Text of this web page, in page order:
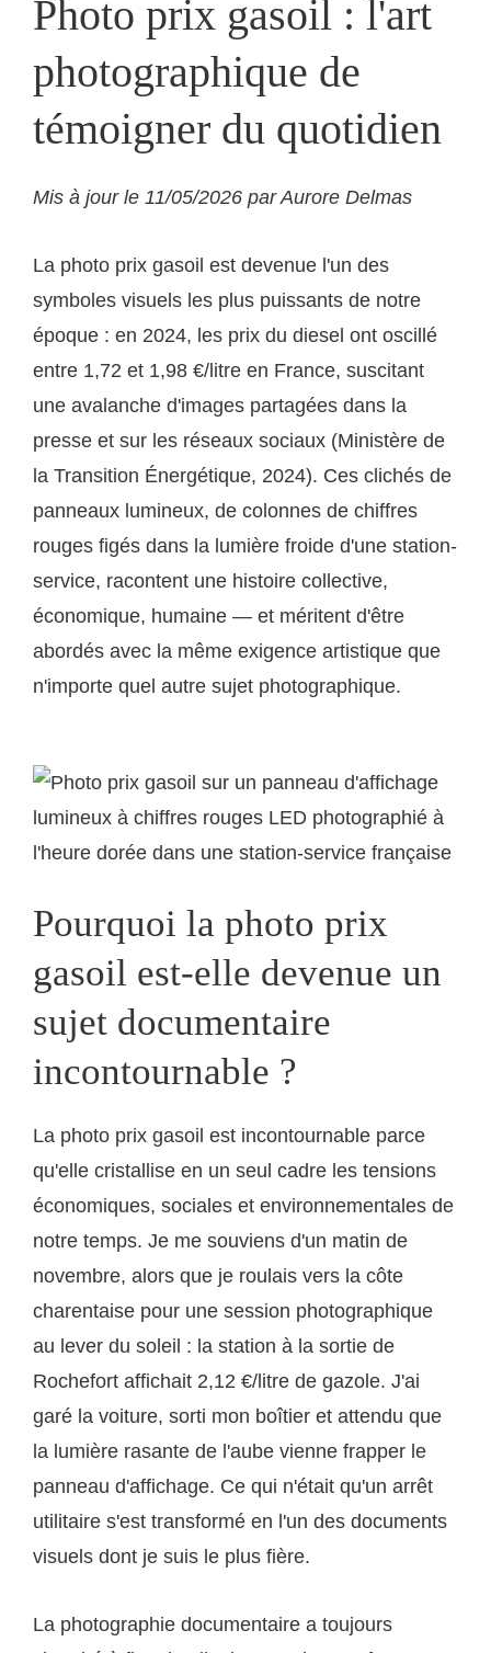
Photo prix gasoil : l'art
photographique de
témoigner du quotidien
Mis à jour le 11/05/2026 par Aurore Delmas
La photo prix gasoil est devenue l'un des
symboles visuels les plus puissants de notre
époque : en 2024, les prix du diesel ont oscillé
entre 1,72 et 1,98 €/litre en France, suscitant
une avalanche d'images partagées dans la
presse et sur les réseaux sociaux (Ministère de
la Transition Énergétique, 2024). Ces clichés de
panneaux lumineux, de colonnes de chiffres
rouges figés dans la lumière froide d'une station-
service, racontent une histoire collective,
économique, humaine — et méritent d'être
abordés avec la même exigence artistique que
n'importe quel autre sujet photographique.
Pourquoi la photo prix
gasoil est-elle devenue un
sujet documentaire
incontournable ?
La photo prix gasoil est incontournable parce
qu'elle cristallise en un seul cadre les tensions
économiques, sociales et environnementales de
notre temps. Je me souviens d'un matin de
novembre, alors que je roulais vers la côte
charentaise pour une session photographique
au lever du soleil : la station à la sortie de
Rochefort affichait 2,12 €/litre de gazole. J'ai
garé la voiture, sorti mon boîtier et attendu que
la lumière rasante de l'aube vienne frapper le
panneau d'affichage. Ce qui n'était qu'un arrêt
utilitaire s'est transformé en l'un des documents
visuels dont je suis le plus fière.
La photographie documentaire a toujours